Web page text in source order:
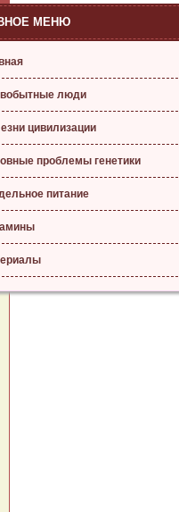
МЕНЮ
люди
цивилизации
проблемы генетики
питание